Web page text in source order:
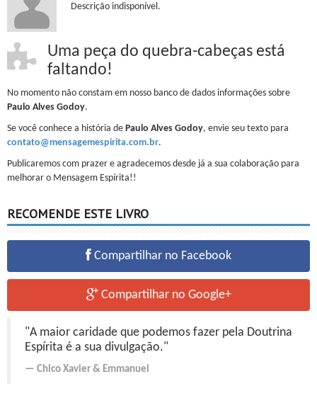
Descrição indisponível.
Uma peça do quebra-cabeças está
faltando!
No momento não constam em nosso banco de dados informações sobre
Paulo Alves Godoy.
Se você conhece a história de Paulo Alves Godoy, envie seu texto para
contato@mensagemespirita.com.br.
Publicaremos com prazer e agradecemos desde já a sua colaboração para
melhorar o Mensagem Espírita!!
RECOMENDE ESTE LIVRO
Compartilhar no Facebook
Compartilhar no Google+
"A maior caridade que podemos fazer pela Doutrina
Espírita é a sua divulgação."
Chico Xavier & Emmanuel